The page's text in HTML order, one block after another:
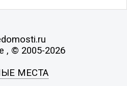
, © 2005-2026
МЕСТА